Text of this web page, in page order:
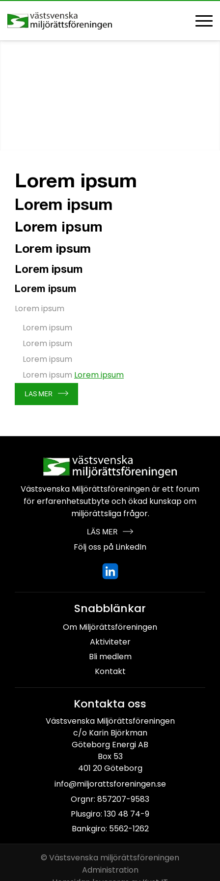
Lorem ipsum
Lorem ipsum
Lorem ipsum
Lorem ipsum
Lorem ipsum
Lorem ipsum
Lorem ipsum
Lorem ipsum
Lorem ipsum
Lorem ipsum
Lorem ipsum Lorem ipsum
LAS MER
Västsvenska Miljörättsföreningen ärett forum
för erfarenhetsutbyte ochökad kunskap om
miljörättsliga frågor.
LÄS MER
Följ oss på LinkedIn
Snabblänkar
Om Miljörättsföreningen
Aktiviteter
Bli medlem
Kontakt
Kontakta oss
Västsvenska Miljörättsföreningen
c/o Karin Björkman
Göteborg Energi AB
Box 53
401 20 Göteborg
info@miljorattsforeningen.se
Orgnr: 857207-9583
Plusgiro: 130 48 74-9
Bankgiro: 5562-1262
© Västsvenska miljörättsföreningen
Administration